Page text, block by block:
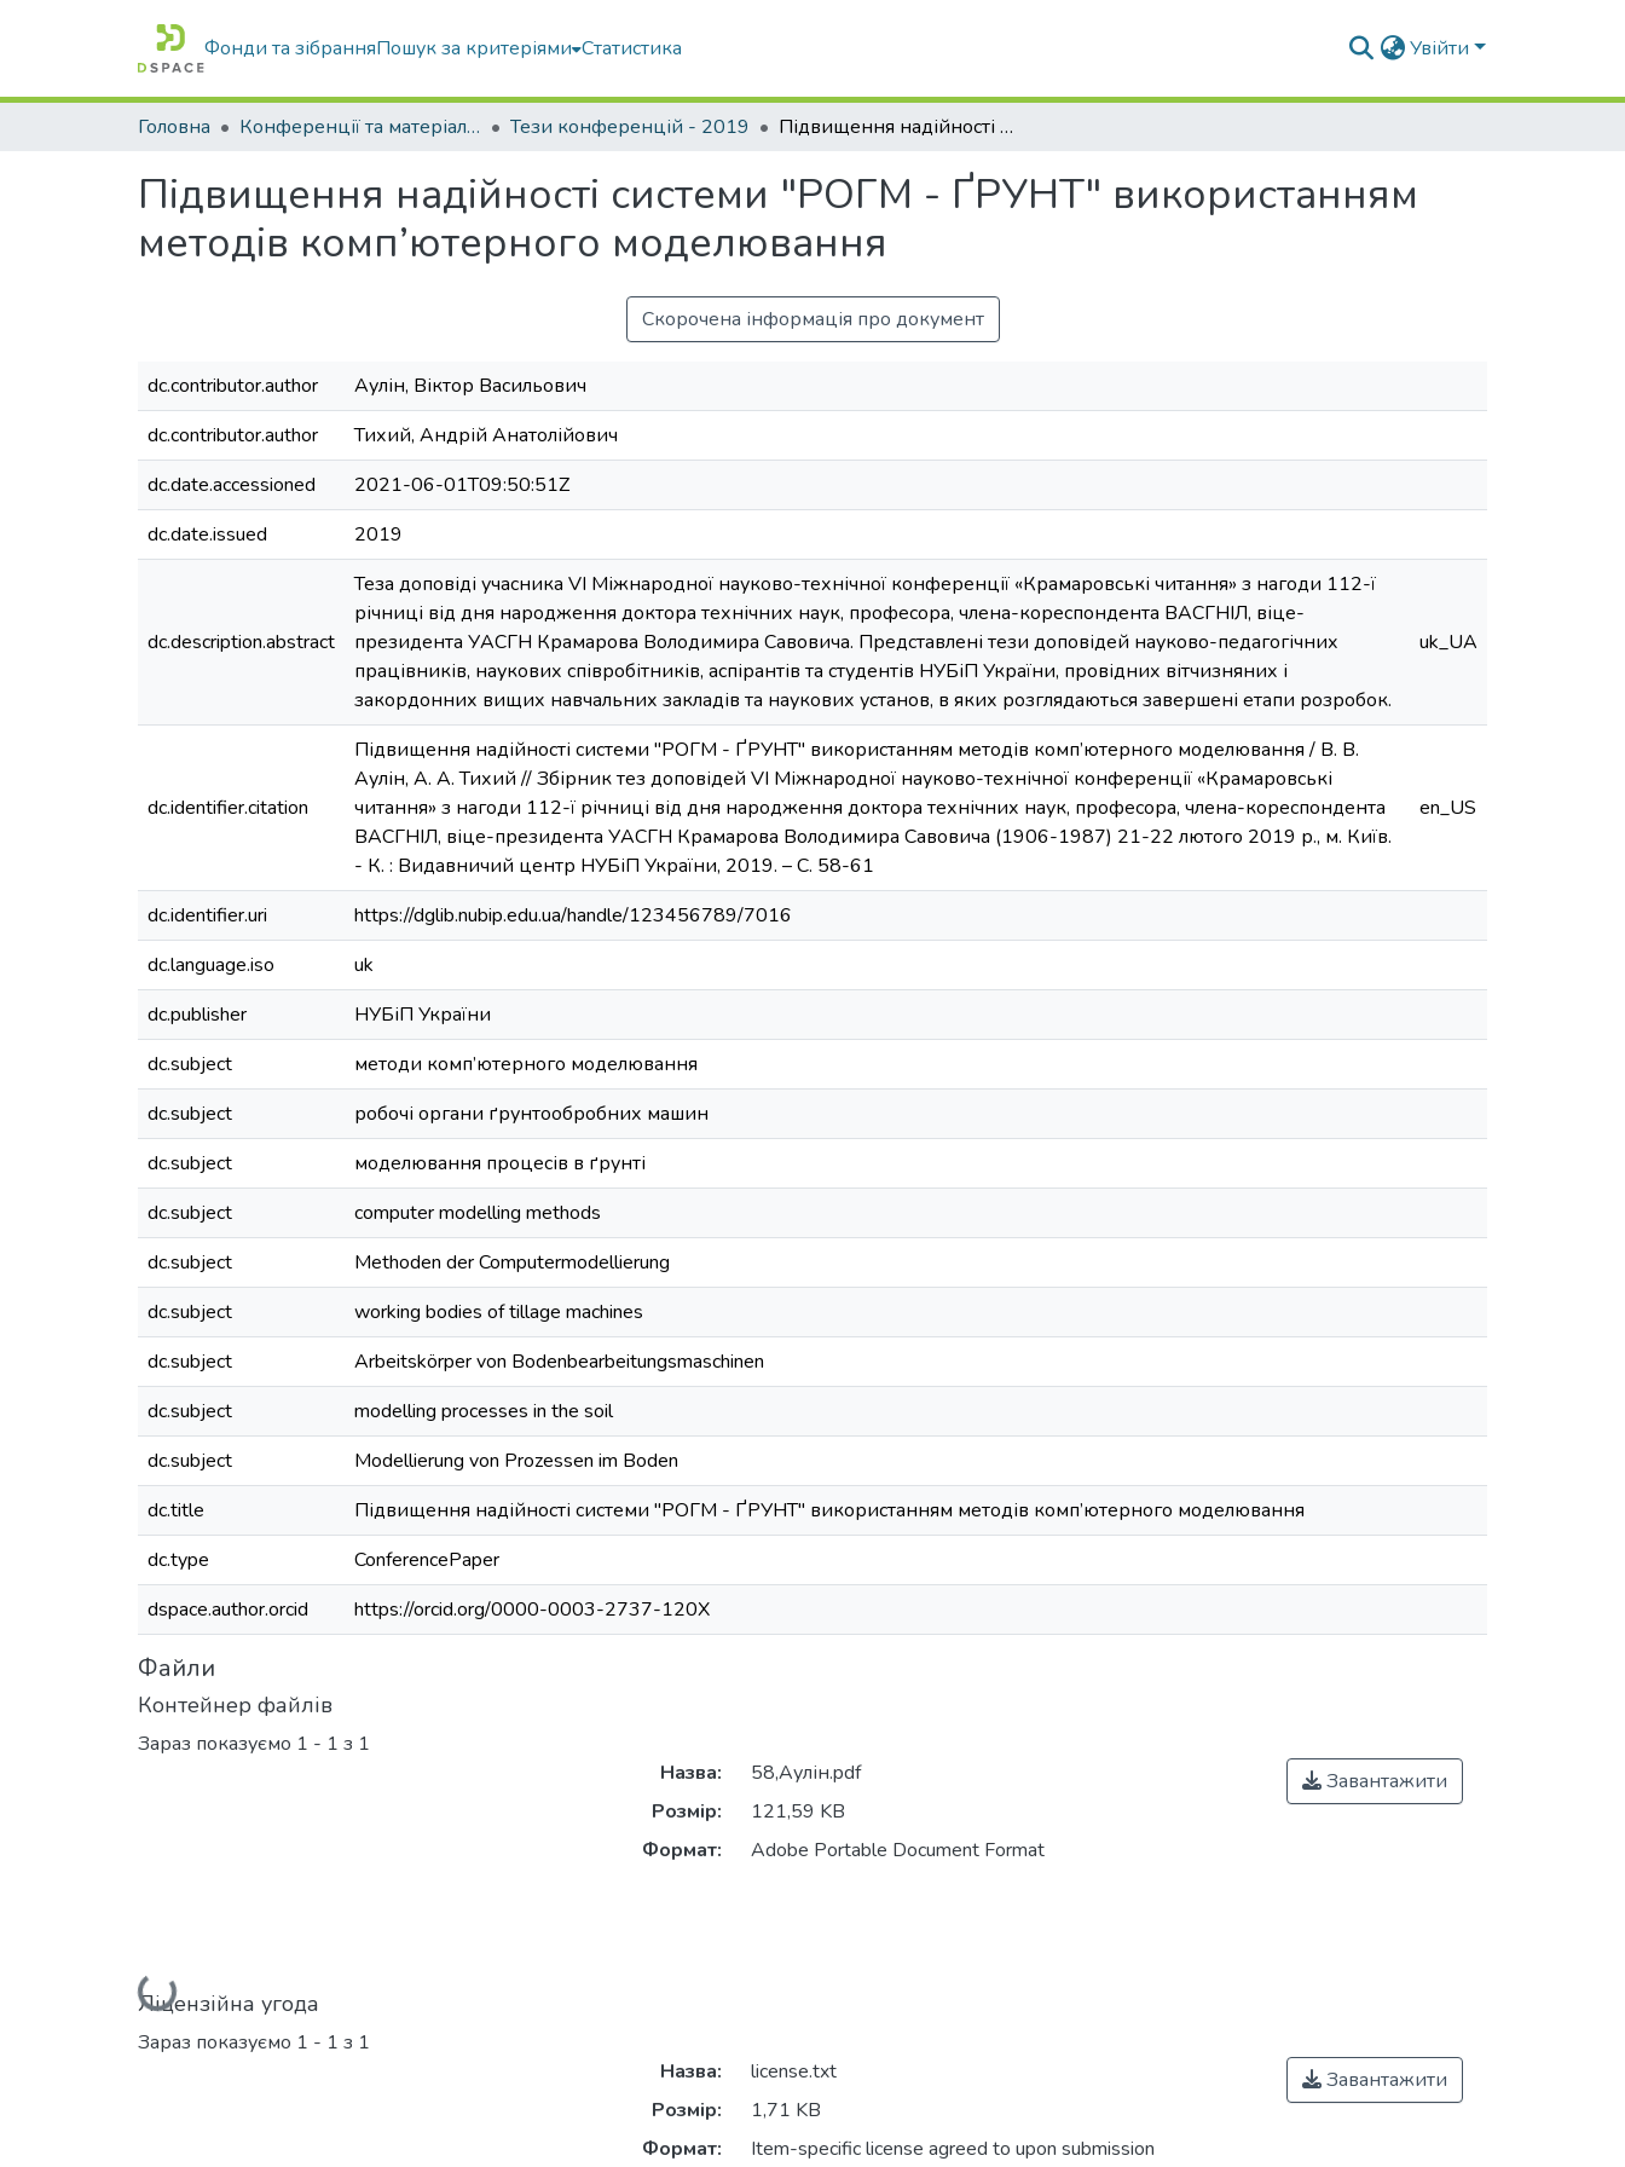
Фонди та зібранняПошук за критеріями Статистика Увійти
Головна Конференції та матеріали конференцій Тези конференцій - 2019 Підвищення надійності системи "РОГМ - ҐРУНТ" використанням методів комп’ютерного моделювання
Підвищення надійності системи "РОГМ - ҐРУНТ" використанням
методів комп’ютерного моделювання
Скорочена інформація про документ
dc.contributor.author
Аулін, Віктор Васильович
dc.contributor.author
Тихий, Андрій Анатолійович
dc.date.accessioned
2021-06-01T09:50:51Z
dc.date.issued
2019
dc.description.abstract
Теза доповіді учасника VI Міжнародної науково-технічної конференції «Крамаровські читання» з нагоди 112-ї
річниці від дня народження доктора технічних наук, професора, члена-кореспондента ВАСГНІЛ, віце-
президента УАСГН Крамарова Володимира Савовича. Представлені тези доповідей науково-педагогічних
працівників, наукових співробітників, аспірантів та студентів НУБіП України, провідних вітчизняних і
закордонних вищих навчальних закладів та наукових установ, в яких розглядаються завершені етапи розробок.
uk_UA
dc.identifier.citation
Підвищення надійності системи "РОГМ - ҐРУНТ" використанням методів комп’ютерного моделювання / В. В.
Аулін, А. А. Тихий // Збірник тез доповідей VI Міжнародної науково-технічної конференції «Крамаровські
читання» з нагоди 112-ї річниці від дня народження доктора технічних наук, професора, члена-кореспондента
ВАСГНІЛ, віце-президента УАСГН Крамарова Володимира Савовича (1906-1987) 21-22 лютого 2019 р., м. Київ.
- К. : Видавничий центр НУБіП України, 2019. – C. 58-61
en_US
dc.identifier.uri
https://dglib.nubip.edu.ua/handle/123456789/7016
dc.language.iso
uk
dc.publisher
НУБіП України
dc.subject
методи комп’ютерного моделювання
dc.subject
робочі органи ґрунтообробних машин
dc.subject
моделювання процесів в ґрунті
dc.subject
computer modelling methods
dc.subject
Methoden der Computermodellierung
dc.subject
working bodies of tillage machines
dc.subject
Arbeitskörper von Bodenbearbeitungsmaschinen
dc.subject
modelling processes in the soil
dc.subject
Modellierung von Prozessen im Boden
dc.title
Підвищення надійності системи "РОГМ - ҐРУНТ" використанням методів комп’ютерного моделювання
dc.type
ConferencePaper
dspace.author.orcid
https://orcid.org/0000-0003-2737-120X
Файли
Контейнер файлів
Зараз показуємо 1 - 1 з 1
Вантажиться...
Назва:
58,Аулін.pdf
Розмір:
121,59 KB
Формат:
Adobe Portable Document Format
Завантажити
Ліцензійна угода
Зараз показуємо 1 - 1 з 1
Назва:
license.txt
Розмір:
1,71 KB
Формат:
Item-specific license agreed to upon submission
Завантажити